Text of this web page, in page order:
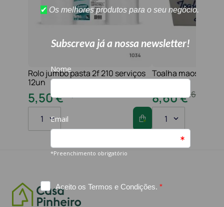
Rolo jumbo pasta 2f 210 serviços
12un
5,50€
1
Toalha maos 2f
folhas
16
8,60€
1